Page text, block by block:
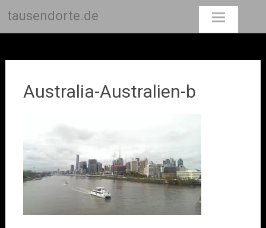
tausendorte.de
Australia-Australien-b